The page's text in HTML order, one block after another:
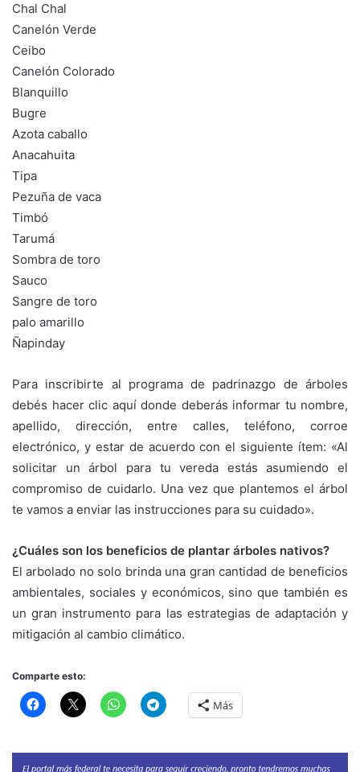
Chal Chal
Canelón Verde
Ceibo
Canelón Colorado
Blanquillo
Bugre
Azota caballo
Anacahuita
Tipa
Pezuña de vaca
Timbó
Tarumá
Sombra de toro
Sauco
Sangre de toro
palo amarillo
Ñapinday
Para inscribirte al programa de padrinazgo de árboles
debés hacer clic aquí donde deberás informar tu nombre,
apellido, dirección, entre calles, teléfono, corroe
electrónico, y estar de acuerdo con el siguiente ítem: «Al
solicitar un árbol para tu vereda estás asumiendo el
compromiso de cuidarlo. Una vez que plantemos el árbol
te vamos a enviar las instrucciones para su cuidado».
¿Cuáles son los beneficios de plantar árboles nativos?
El arbolado no solo brinda una gran cantidad de beneficios
ambientales, sociales y económicos, sino que también es
un gran instrumento para las estrategias de adaptación y
mitigación al cambio climático.
Comparte esto:
Más